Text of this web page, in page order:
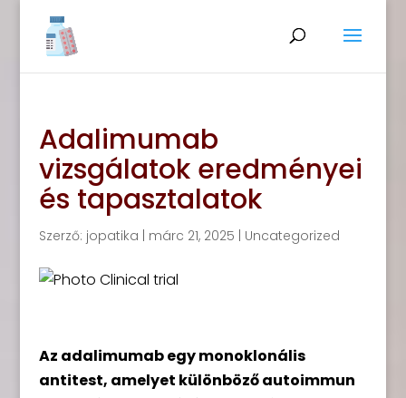
Adalimumab
vizsgálatok eredményei
és tapasztalatok
Szerző: jopatika márc 21, 2025 Uncategorized
Az adalimumab egy monoklonális
antitest, amelyet különböző autoimmun